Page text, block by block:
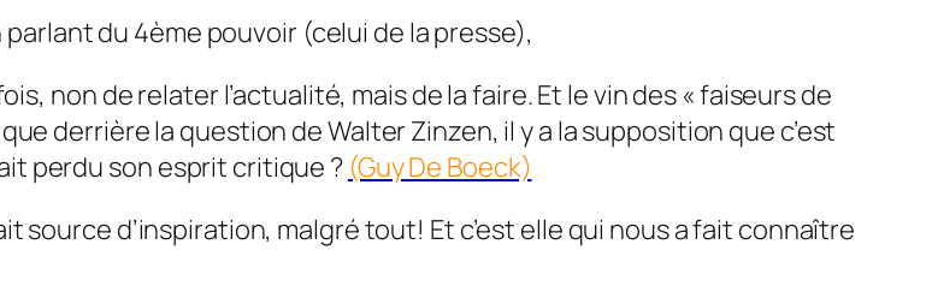
du 4ème pouvoir (celui de la presse),
non de relater l’actualité, mais de la faire. Et le vin des « faiseurs de
derrière la question de Walter Zinzen, il y a la supposition que c’est
perdu son esprit critique ? (Guy De Boeck)
source d’inspiration, malgré tout! Et c’est elle qui nous a fait connaître